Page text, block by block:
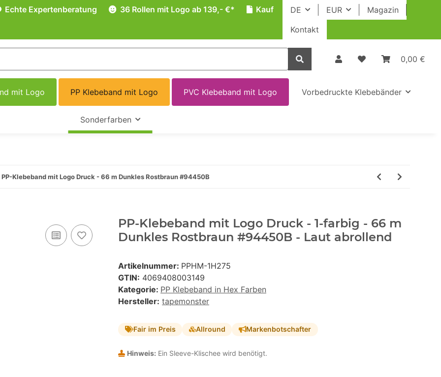
DE EUR
Magazin
Kontakt
Echte Expertenberatung 36 Rollen mit Logo ab 139,- €*
Kauf
0,00 €
mit Logo PP Klebeband mit Logo PVC Klebeband mit Logo Vorbedruckte Klebebänder
Sonderfarben
PP-Klebeband mit Logo Druck - 66 m Dunkles Rostbraun #94450B
PP-Klebeband mit Logo Druck - 1-farbig - 66 m
Dunkles Rostbraun #94450B - Laut abrollend
Artikelnummer: PPHM-1H275
GTIN: 4069408003149
Kategorie: PP Klebeband in Hex Farben
Hersteller: tapemonster
Fair im Preis Allround Markenbotschafter
Hinweis: Ein Sleeve-Klischee wird benötigt.